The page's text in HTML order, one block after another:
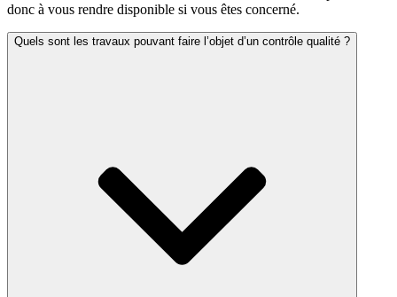
donc à vous rendre disponible si vous êtes concerné.
Quels sont les travaux pouvant faire l’objet d’un contrôle qualité ?